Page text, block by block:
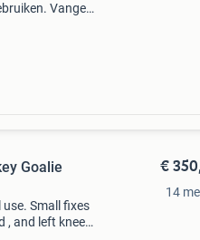
Vanger
Goalie
Small fixes
, and left knee
€
14